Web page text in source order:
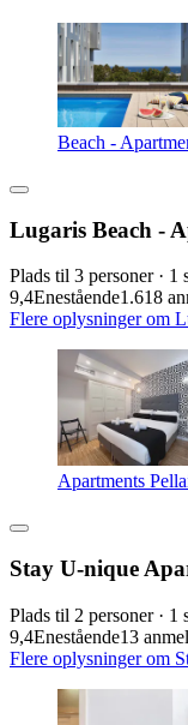
Beach -
Lugaris Beach -
Plads til 3 personer ·
9,4Enestående1.618
Flere oplysninger om
Apartments
Stay U-nique
Plads til 2 personer · 1
9,4Enestående13
Flere oplysninger om